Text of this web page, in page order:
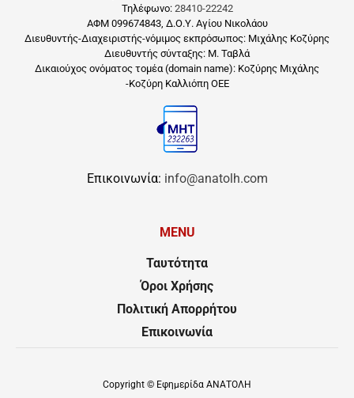
Τηλέφωνο: 28410-22242
ΑΦΜ 099674843, Δ.Ο.Υ. Αγίου Νικολάου
Διευθυντής-Διαχειριστής-νόμιμος εκπρόσωπος: Μιχάλης Κοζύρης
Διευθυντής σύνταξης: Μ. Ταβλά
Δικαιούχος ονόματος τομέα (domain name): Κοζύρης Μιχάλης
-Κοζύρη Καλλιόπη ΟΕΕ
Επικοινωνία: info@anatolh.com
MENU
Ταυτότητα
Όροι Χρήσης
Πολιτική Απορρήτου
Επικοινωνία
Copyright © Εφημερίδα ΑΝΑΤΟΛΗ